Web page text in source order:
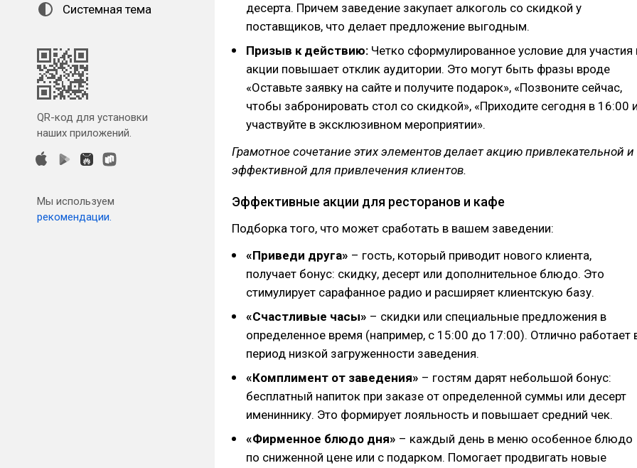
Системная тема
QR-код для установки
наших приложений.
Мы используем
рекомендации.
десерта. Причем заведение закупает алкоголь со скидкой у
поставщиков, что делает предложение выгодным.
Призыв к действию: Четко сформулированное условие для участия
акции повышает отклик аудитории. Это могут быть фразы вроде
«Оставьте заявку на сайте и получите подарок», «Позвоните сейчас,
чтобы забронировать стол со скидкой», «Приходите сегодня в 16:00
участвуйте в эксклюзивном мероприятии».
Грамотное сочетание этих элементов делает акцию привлекательной и
эффективной для привлечения клиентов.
Эффективные акции для ресторанов и кафе
Подборка того, что может сработать в вашем заведении:
«Приведи друга» – гость, который приводит нового клиента,
получает бонус: скидку, десерт или дополнительное блюдо. Это
стимулирует сарафанное радио и расширяет клиентскую базу.
«Счастливые часы» – скидки или специальные предложения в
определенное время (например, с 15:00 до 17:00). Отлично работает
период низкой загруженности заведения.
«Комплимент от заведения» – гостям дарят небольшой бонус:
бесплатный напиток при заказе от определенной суммы или десерт
имениннику. Это формирует лояльность и повышает средний чек.
«Фирменное блюдо дня» – каждый день в меню особенное блюдо
по сниженной цене или с подарком. Помогает продвигать новые